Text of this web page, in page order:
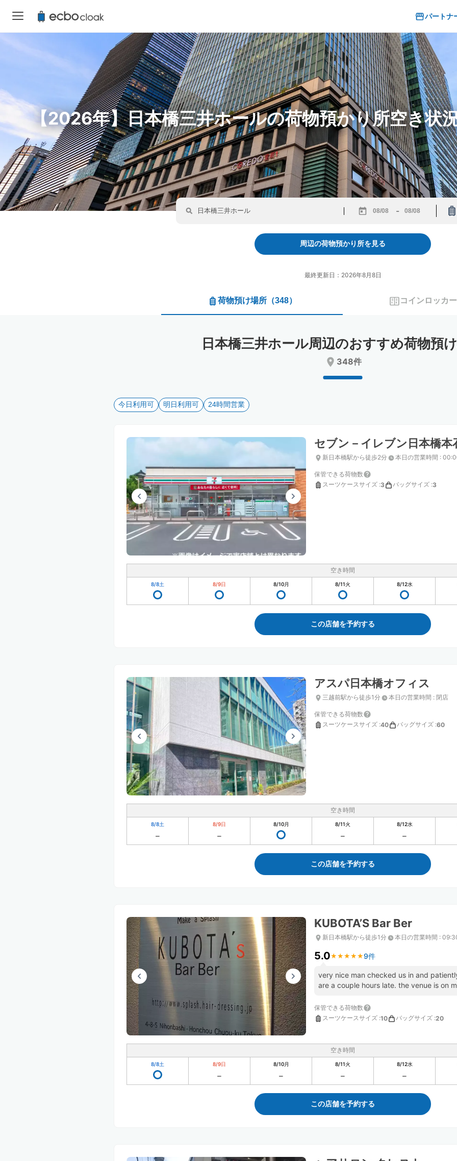
パートナ
【2026年】日本橋三井ホールの荷物預かり所空き状
forward
to
interact
the
select
the
changing
dates.
-
backward
interact
select
Press
the
for
changing
dates.
周辺の荷物預かり所を見る
最終更新日：2026年8月8日
荷物預け場所（348） コインロッカー
日本橋三井ホール周辺のおすすめ荷物預
348件
今日利用可 明日利用可 24時間営業
セブン－イレブン日本橋本
新日本橋駅から徒歩2分 本日の営業時間 :
保管できる荷物数
スーツケースサイズ :3 バッグサイズ :3
空き時間
8/8土 8/9日 8/10月 8/11火 8/12水
この店舗を予約する
アスパ日本橋オフィス
三越前駅から徒歩1分 本日の営業時間 : 閉店
保管できる荷物数
スーツケースサイズ :40 バッグサイズ :60
空き時間
8/8土 8/9日 8/10月 8/11火 8/12水
この店舗を予約する
KUBOTA’S Bar Ber
新日本橋駅から徒歩1分 本日の営業時間 :
5.0★ ★ ★ ★ ★
★ ★ ★ ★ ★9件
very nice man checked us in and
are a couple hours late. the venue is on
保管できる荷物数
スーツケースサイズ :10 バッグサイズ :20
空き時間
8/8土 8/9日 8/10月 8/11火 8/12水
この店舗を予約する